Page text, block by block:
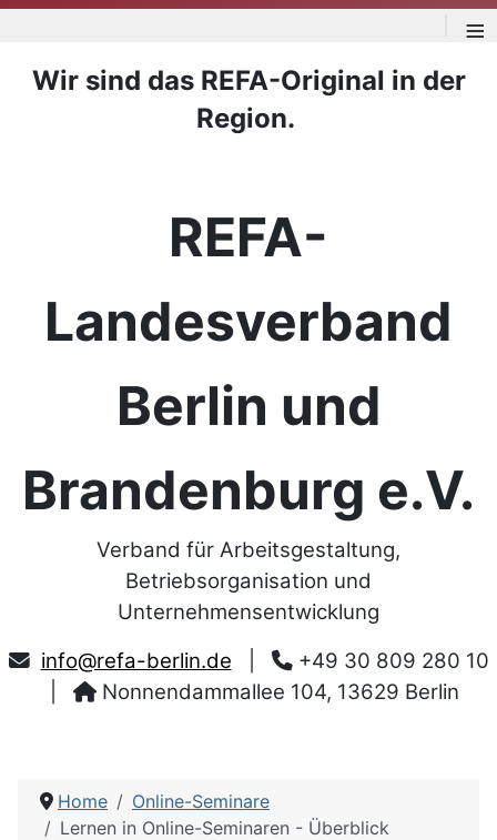
≡
Wir sind das REFA-Original in der
Region.
REFA-
Landesverband
Berlin und
Brandenburg e.V.
Verband für Arbeitsgestaltung,
Betriebsorganisation und
Unternehmensentwicklung
info@refa-berlin.de
+49 30 809 280 10
Nonnendammallee 104, 13629 Berlin
Home
Online-Seminare
Lernen in Online-Seminaren - Überblick